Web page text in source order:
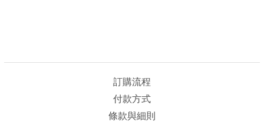
訂購流程
付款方式
條款與細則